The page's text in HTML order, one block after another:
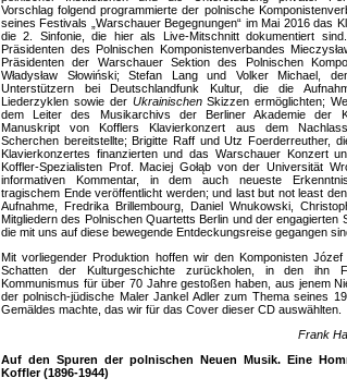
Vorschlag folgend programmierte der polnische
seines Festivals „Warschauer Begegnungen“ im Mai 2016 das
die 2. Sinfonie, die hier als Live-Mitschnitt dokumentiert
Präsidenten des Polnischen Komponistenverbandes
Präsidenten der Warschauer Sektion des Polnischen
Władysław Słowiński; Stefan Lang und Volker Michael,
Unterstützern bei Deutschlandfunk Kultur, die die
Liederzyklen sowie der UkrainischenSkizzen ermöglichten;
dem Leiter des Musikarchivs der Berliner Akademie der
Manuskript von Kofflers Klavierkonzert aus dem
Scherchen bereitstellte; Brigitte Raff und Utz Foerderreuther,
Klavierkonzertes finanzierten und das Warschauer Konzert
Koffler-Spezialisten Prof. Maciej Gołąb von der Universität
informativen Kommentar, in dem auch neueste
tragischem Ende veröffentlicht werden; und last but not least
Aufnahme, Fredrika Brillembourg, Daniel Wnukowski,
Mitgliedern des Polnischen Quartetts Berlin und der engagierten
die mit uns auf diese bewegende Entdeckungsreise gegangen
Mit vorliegender Produktion hoffen wir den Komponisten
Schatten der Kulturgeschichte zurückholen, in den ihn
Kommunismus für über 70 Jahre gestoßen haben, aus jenem
der polnisch-jüdische Maler Jankel Adler zum Thema seines
Gemäldes machte, das wir für das Cover dieser CD auswählten.
Frank
Auf den Spuren der polnischen Neuen Musik. Eine
Koffler (1896-1944)